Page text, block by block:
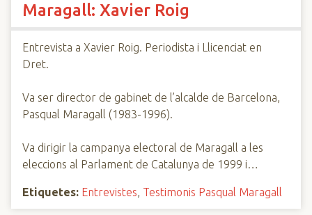
Maragall: Xavier Roig
Entrevista a Xavier Roig. Periodista i Llicenciat en
Dret.
Va ser director de gabinet de l’alcalde de Barcelona,
Pasqual Maragall (1983-1996).
Va dirigir la campanya electoral de Maragall a les
eleccions al Parlament de Catalunya de 1999 i…
Etiquetes: Entrevistes, Testimonis Pasqual Maragall